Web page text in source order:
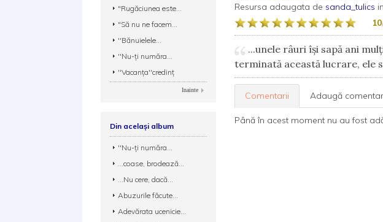
Resursa adaugata de sanda_tulics in
10
...unele râuri îşi sapă ani
terminată această lucrare, ele
Comentarii Adaugă
Până în acest moment nu au fost
"Rugăciunea este...
"Să nu ne facem...
''Bănuielele...
''Nu-ți număra...
''Vacanța''credinț
Inainte
Din același album
''Nu-ți număra...
...coase, brodează...
...Nu cere, dacă...
Abuzurile făcute...
Adevărata ucenicie...